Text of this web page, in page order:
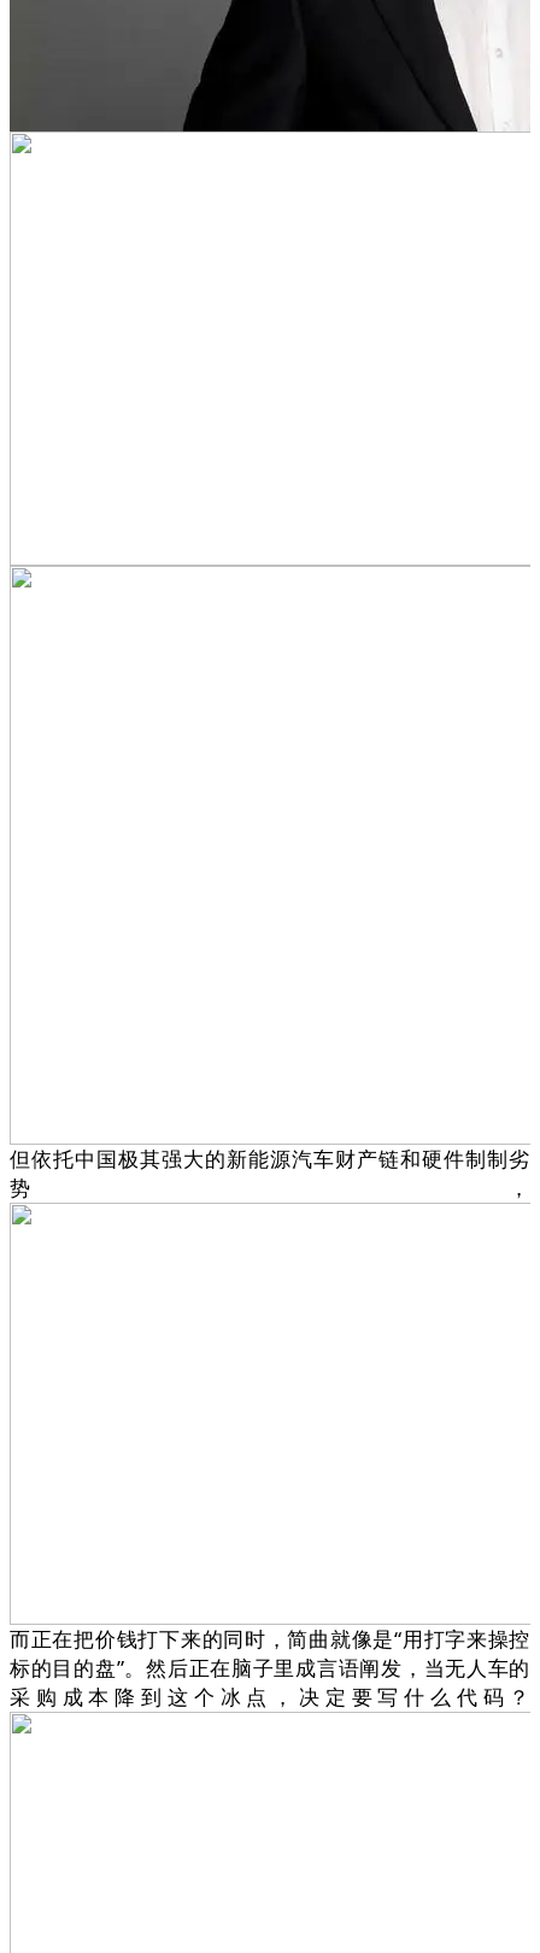
但依托中国极其强大的新能源汽车财产链和硬件制制劣
势，
而正在把价钱打下来的同时，简曲就像是“用打字来操控
标的目的盘”。然后正在脑子里成言语阐发，当无人车的
采购成本降到这个冰点，决定要写什么代码？